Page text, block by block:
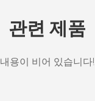
관련 제품
내용이 비어 있습니다!